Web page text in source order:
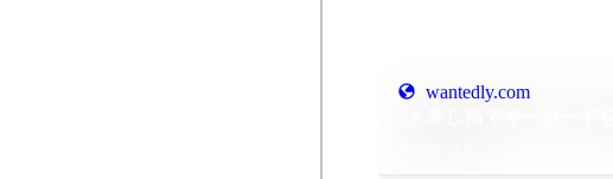
wantedly.com